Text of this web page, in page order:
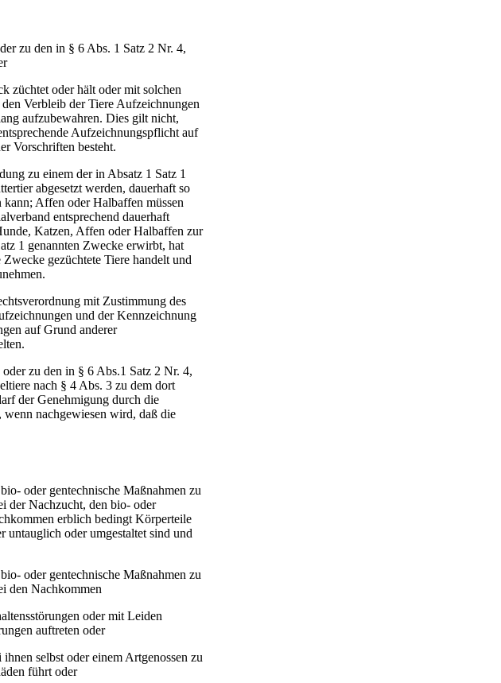
zu den in § 6 Abs. 1 Satz 2 Nr. 4,
züchtet oder hält oder mit solchen
Verbleib der Tiere Aufzeichnungen
aufzubewahren. Dies gilt nicht,
Aufzeichnungspflicht auf
Vorschriften besteht.
zu einem der in Absatz 1 Satz 1
abgesetzt werden, dauerhaft so
Affen oder Halbaffen müssen
entsprechend dauerhaft
Katzen, Affen oder Halbaffen zur
1 genannten Zwecke erwirbt, hat
gezüchtete Tiere handelt und
mit Zustimmung des
und der Kennzeichnung
auf Grund anderer
zu den in § 6 Abs.1 Satz 2 Nr. 4,
nach § 4 Abs. 3 zu dem dort
der Genehmigung durch die
nachgewiesen wird, daß die
oder gentechnische Maßnahmen zu
der Nachzucht, den bio- oder
erblich bedingt Körperteile
untauglich oder umgestaltet sind und
oder gentechnische Maßnahmen zu
den Nachkommen
oder mit Leiden
auftreten oder
selbst oder einem Artgenossen zu
führt oder